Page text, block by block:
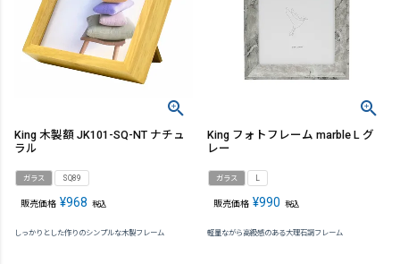
King 木製額 JK101-SQ-NT ナチュ
ラル
ガラス SQ89
販売価格 ¥968 税込
しっかりとした作りのシンプルな木製フレーム
King フォトフレーム marble L グ
レー
ガラス L
販売価格 ¥990 税込
軽量ながら高級感のある大理石調フレーム